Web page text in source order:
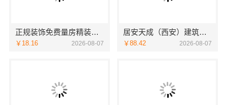
正规装饰免费量房精装，浙江臻美新型建材有限公司贴心服务
￥18.16 2026-08-07
居安天成（西安）建筑工程有限责任公司专注西安高新区家装设计刚需房
￥88.42 2026-08-07